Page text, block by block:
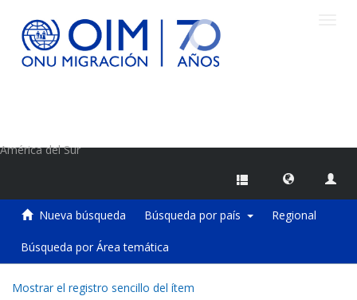
América del Sur
Nueva búsqueda Búsqueda por país Regional
Búsqueda por Área temática
Mostrar el registro sencillo del ítem